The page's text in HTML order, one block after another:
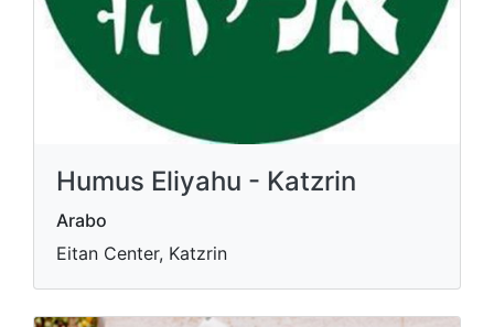
Humus Eliyahu - Katzrin
Arabo
Eitan Center, Katzrin